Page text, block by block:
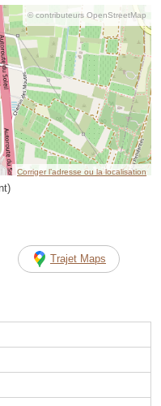
© contributeurs OpenStreetMap
Corriger l’adresse ou la localisation
Trajet Maps